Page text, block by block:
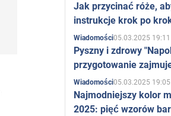
Jak przycinać róże,
instrukcje krok po
Wiadomości05.03.2025 19:11
Pyszny i zdrowy
przygotowanie
Wiadomości05.03.2025 19:05
Najmodniejszy kolor
2025: pięć wzorów